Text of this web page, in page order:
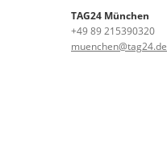
TAG24 München
+49 89 215390320
muenchen@tag24.de